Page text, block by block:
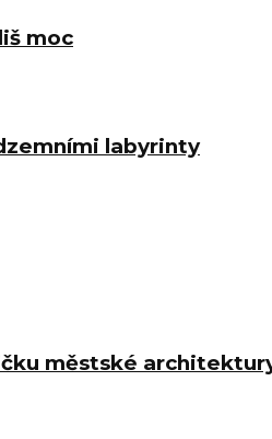
moc
labyrinty
městské